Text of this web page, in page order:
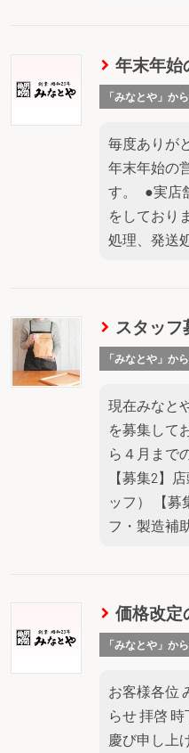
年末年始
「みなとや」か
毎度ありが
年末年始の
す。 ●実店
をしており
処理、発送
スタッフ
「みなとや」か
現在みなと
を募集して
ら４月まで
【募集2】
ッフ） 【募
フ・製造補
価格改定
「みなとや」か
お客様各位
らせ 拝啓
慶び申し上